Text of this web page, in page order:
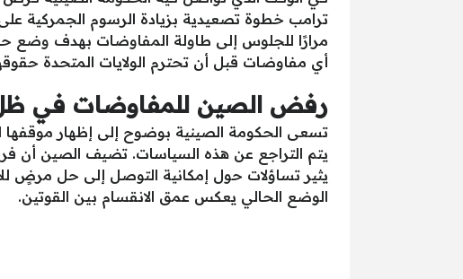
مرارًا للجلوس إلى طاولة المفاوضات بهدف وضع
أي مفاوضات قبل أن تحترم الولايات المتحدة
رفض الصين للمفاوضات في ظل
تسعى الحكومة الصينية بوضوح إلى إظهار موقفها
يتم التراجع عن هذه السياسات. تضيف الصين أن
يثير تساؤلات حول إمكانية التوصل إلى حل مرضٍ
الوضع الحالي يعكس عمق الانقسام بين القوتين.